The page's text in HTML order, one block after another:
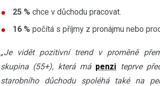
25 % chce v důchodu pracovat.
16 % počítá s příjmy z pronájmu nebo
„Je vidět pozitivní trend v proměně
skupina (55+), která má penzi teprve
starobního důchodu spoléhá také na